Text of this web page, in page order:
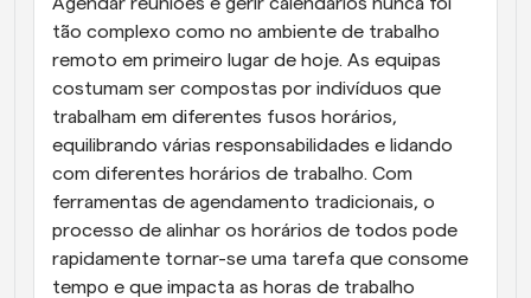
tão complexo como no ambiente de trabalho
remoto em primeiro lugar de hoje. As equipas
costumam ser compostas por indivíduos que
trabalham em diferentes fusos horários,
equilibrando várias responsabilidades e lidando
com diferentes horários de trabalho. Com
ferramentas de agendamento tradicionais, o
processo de alinhar os horários de todos pode
rapidamente tornar-se uma tarefa que consome
tempo e que impacta as horas de trabalho